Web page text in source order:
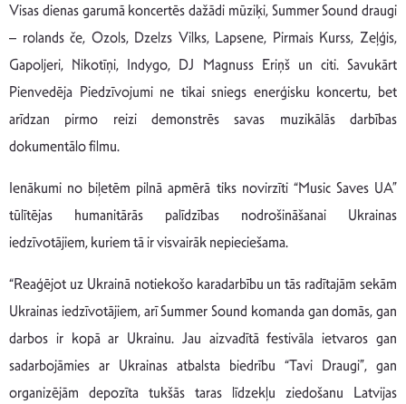
Visas dienas garumā koncertēs dažādi mūziķi, Summer Sound draugi
– rolands če, Ozols, Dzelzs Vilks, Lapsene, Pirmais Kurss, Zeļģis,
Gapoljeri, Nikotīņi, Indygo, DJ Magnuss Eriņš un citi. Savukārt
Pienvedēja Piedzīvojumi ne tikai sniegs enerģisku koncertu, bet
arīdzan pirmo reizi demonstrēs savas muzikālās darbības
dokumentālo filmu.
Ienākumi no biļetēm pilnā apmērā tiks novirzīti “Music Saves UA”
tūlītējas humanitārās palīdzības nodrošināšanai Ukrainas
iedzīvotājiem, kuriem tā ir visvairāk nepieciešama.
“Reaģējot uz Ukrainā notiekošo karadarbību un tās radītajām sekām
Ukrainas iedzīvotājiem, arī Summer Sound komanda gan domās, gan
darbos ir kopā ar Ukrainu. Jau aizvadītā festivāla ietvaros gan
sadarbojāmies ar Ukrainas atbalsta biedrību “Tavi Draugi”, gan
organizējām depozīta tukšās taras līdzekļu ziedošanu Latvijas